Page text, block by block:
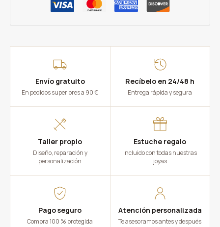
Envío gratuito
En pedidos superiores a 90 €
Recíbelo en 24/48 h
Entrega rápida y segura
Taller propio
Diseño, reparación y
personalización
Estuche regalo
Incluido con todas nuestras
joyas
Pago seguro
Compra 100 % protegida
Atención personalizada
Te asesoramos antes y después